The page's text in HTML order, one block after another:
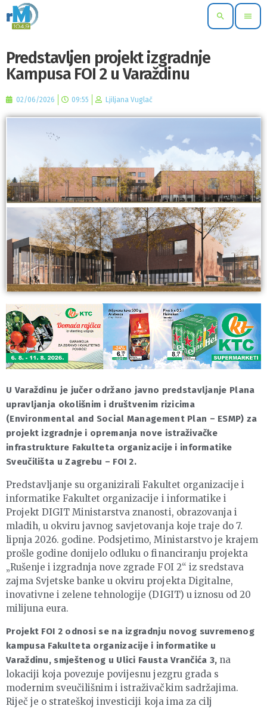
search menu
Predstavljen projekt izgradnje
Kampusa FOI 2 u Varaždinu
02/06/2026 09:55 Ljiljana Vuglač
U Varaždinu je jučer održano javno predstavljanje Plana
upravljanja okolišnim i društvenim rizicima
(Environmental and Social Management Plan – ESMP) za
projekt izgradnje i opremanja nove istraživačke
infrastrukture Fakulteta organizacije i informatike
Sveučilišta u Zagrebu – FOI 2.
Predstavljanje su organizirali Fakultet organizacije i
informatike Fakultet organizacije i informatike i
Projekt DIGIT Ministarstva znanosti, obrazovanja i
mladih, u okviru javnog savjetovanja koje traje do 7.
lipnja 2026. godine. Podsjetimo, Ministarstvo je krajem
prošle godine donijelo odluku o financiranju projekta
„Rušenje i izgradnja nove zgrade FOI 2“ iz sredstava
zajma Svjetske banke u okviru projekta Digitalne,
inovativne i zelene tehnologije (DIGIT) u iznosu od 20
milijuna eura.
Projekt FOI 2 odnosi se na izgradnju novog suvremenog
kampusa Fakulteta organizacije i informatike u
Varaždinu, smještenog u Ulici Fausta Vrančića 3, na
lokaciji koja povezuje povijesnu jezgru grada s
modernim sveučilišnim i istraživačkim sadržajima.
Riječ je o strateškoj investiciji koja ima za cilj